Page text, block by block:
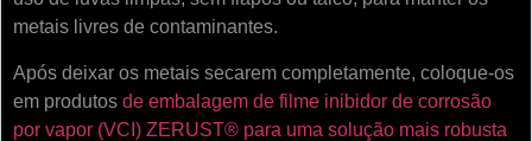
metais livres de contaminantes.
Após deixar os metais secarem completamente, coloque-os
em produtos de embalagem de filme inibidor de corrosão
por vapor (VCI) ZERUST® para uma solução mais robusta